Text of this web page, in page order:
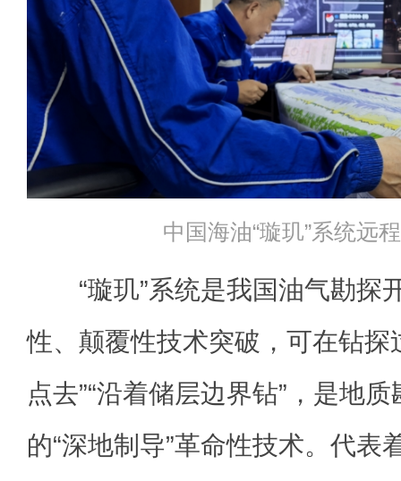
中国海油“璇玑”系统远
“璇玑”系统是我国油气勘探
性、颠覆性技术突破，可在钻探
点去”“沿着储层边界钻”，是地
的“深地制导”革命性技术。代表